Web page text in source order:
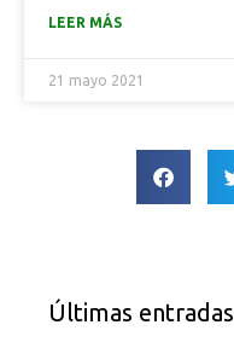
LEER MÁS
21 mayo 2021
Últimas entradas